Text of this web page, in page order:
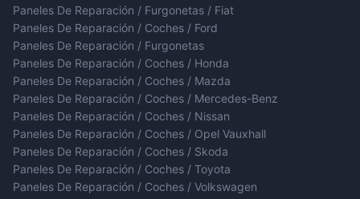
Paneles De Reparación / Furgonetas / Fiat
Paneles De Reparación / Coches / Ford
Paneles De Reparación / Furgonetas
Paneles De Reparación / Coches / Honda
Paneles De Reparación / Coches / Mazda
Paneles De Reparación / Coches / Mercedes-Benz
Paneles De Reparación / Coches / Nissan
Paneles De Reparación / Coches / Opel Vauxhall
Paneles De Reparación / Coches / Skoda
Paneles De Reparación / Coches / Toyota
Paneles De Reparación / Coches / Volkswagen